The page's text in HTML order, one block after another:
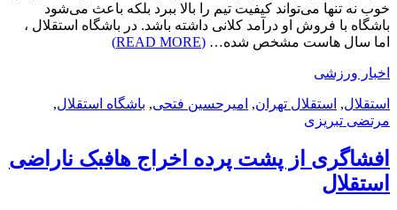
خوب نه تنها می‌تواند کیفیت تیم را بالا ببرد بلکه باعث می‌شود
باشگاه با فروش او درآمد کلانی داشته باشد. در باشگاه استقلال ،
اما سال هاست مشخص شده… (READ MORE)
اخبار ورزشی
استقلال, استقلال تهران, امیرحسین فتحی, باشگاه استقلال,
مرتضی تبریزی
افشاگری از پشت پرده اخراج هافبک ناراضی
استقلال